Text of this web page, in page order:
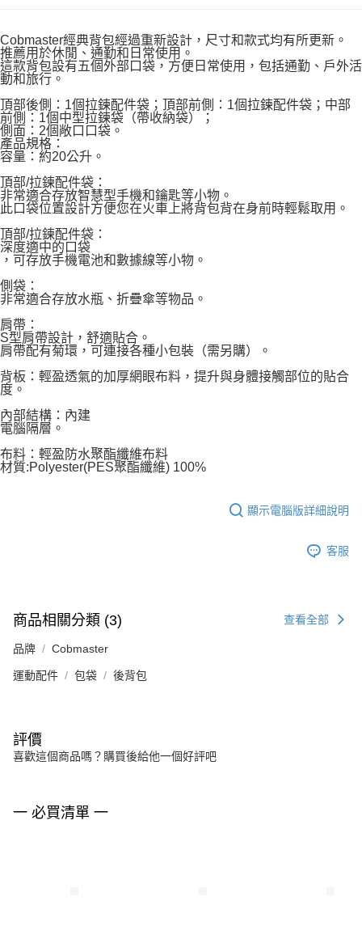
Cobmaster經典背包經過重新設計，尺寸和款式均有所更新。
推薦用於休閒、通勤和日常使用。
這款背包設有五個外部口袋，方便日常使用，包括通勤、戶外活
動和旅行。
頂部後側：1個拉鍊配件袋；頂部前側：1個拉鍊配件袋；中部
前側：1個中型拉鍊袋（帶收納袋）；
側面：2個敞口口袋。
產品規格：
容量：約20公升。
頂部/拉鍊配件袋：
非常適合存放智慧型手機和鑰匙等小物。
此口袋位置設計方便您在火車上將背包背在身前時輕鬆取用。
頂部/拉鍊配件袋：
深度適中的口袋
，可存放手機電池和數據線等小物。
側袋：
非常適合存放水瓶、折疊傘等物品。
肩帶：
S型肩帶設計，舒適貼合。
肩帶配有菊環，可連接各種小包裝（需另購）。
背板：輕盈透氣的加厚網眼布料，提升與身體接觸部位的貼合
度。
內部結構：內建
電腦隔層。
布料：輕盈防水聚酯纖維布料
材質:Polyester(PES聚酯纖維) 100%
顯示電腦版詳細說明
客服
商品相關分類 (3) 查看全部
品牌 Cobmaster
運動配件 包袋 後背包
評價
喜歡這個商品嗎？購買後給他一個好評吧
一 必買清單 一